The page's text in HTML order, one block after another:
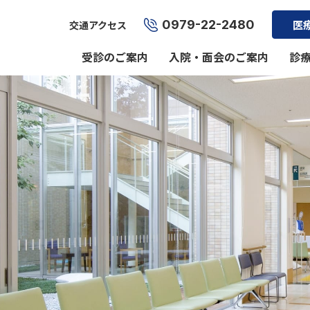
交通アクセス 0979-22-2480 医
受診のご案内 入院・面会のご案内 診